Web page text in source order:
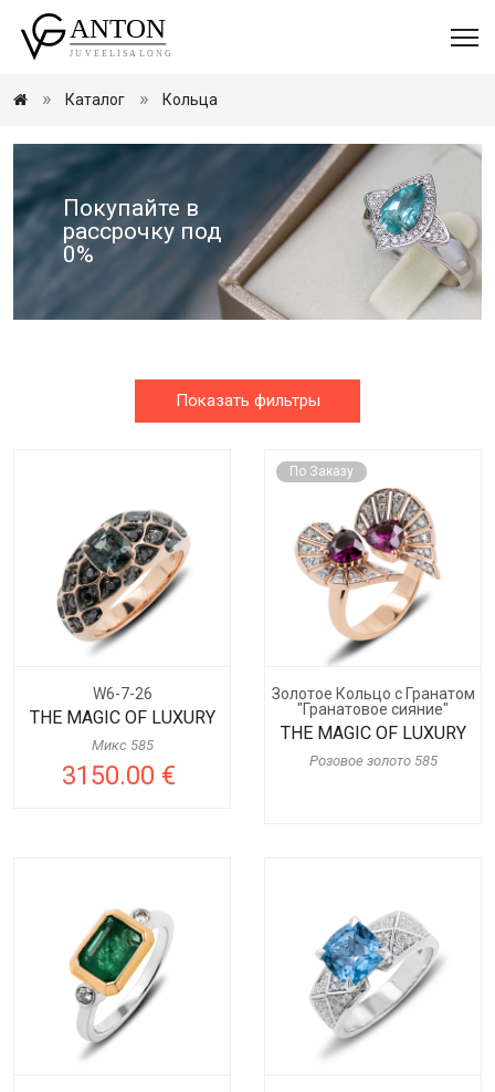
Каталог Кольца
Покупайте в
рассрочку под
0%
Показать фильтры
W6-7-26
THE MAGIC OF LUXURY
Микс 585
3150.00 €
По Заказу
Золотое Кольцо с Гранатом
"Гранатовое сияние"
THE MAGIC OF LUXURY
Розовое золото 585